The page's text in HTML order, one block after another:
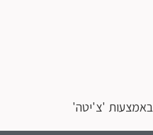
'צ'יטה'